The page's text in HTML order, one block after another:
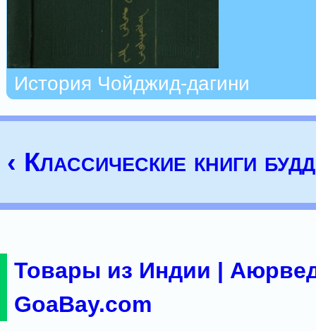
История Чойджид-дагини
‹ Классические книги
Товары из Индии |
GoaBay.com